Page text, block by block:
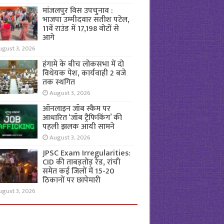
मांजलपुर विस उपचुनाव :
भाजपा उम्मीदवार सतीश पटेल,
11वें राउंड में 17,198 वोटों से
आगे
3, 2026
हंगामे के बीच लोकसभा में दो
विधेयक पेश, कार्यवाही 2 बजे
तक स्थगित
August 3, 2026
ऑनलाइन जॉब स्कैम पर
आधारित ‘जॉब ट्रैफिकिंग’ की
पहली झलक आयी सामने
August 3, 2026
JPSC Exam Irregularities:
CID की ताबड़तोड़ रेड, रांची
समेत कई जिलों में 15-20
ठिकानों पर छापेमारी
3, 2026